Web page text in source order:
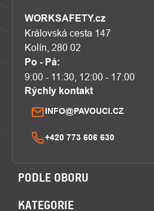
WORKSAFETY.cz
Královská cesta 147
Kolín, 280 02
Po - Pá:
9:00 - 11:30, 12:00 - 17:00
Rýchly kontakt
INFO@PAVOUCI.CZ
+420 773 606 630
PODLE OBORU
KATEGORIE